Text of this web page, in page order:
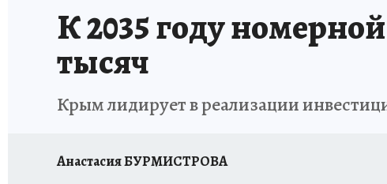
К 2035 году
тысяч
Крым лидирует в реализации
Анастасия БУРМИСТРОВА